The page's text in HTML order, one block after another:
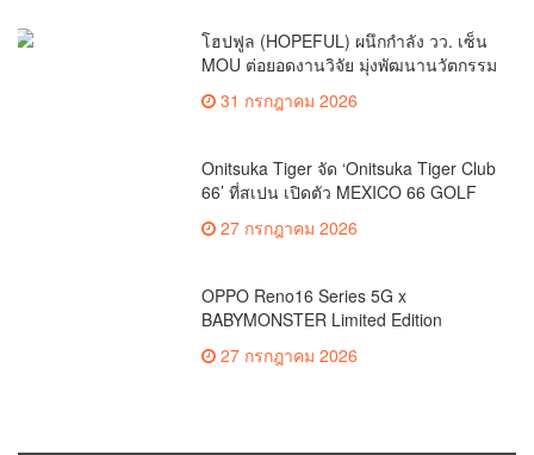
โฮปฟูล (HOPEFUL) ผนึกกำลัง วว. เซ็น
MOU ต่อยอดงานวิจัย มุ่งพัฒนานวัตกรรม
สมุนไพรไทยสร้างความมั่นคงด้าน
31 กรกฎาคม 2026
Onitsuka Tiger จัด ‘Onitsuka Tiger Club
66’ ที่สเปน เปิดตัว MEXICO 66 GOLF
27 กรกฎาคม 2026
OPPO Reno16 Series 5G x
BABYMONSTER Limited Edition
Collection พร้อมให้เป็นเจ้าของไอเทมสุด
เอ็กซ์คลูซีฟ
27 กรกฎาคม 2026